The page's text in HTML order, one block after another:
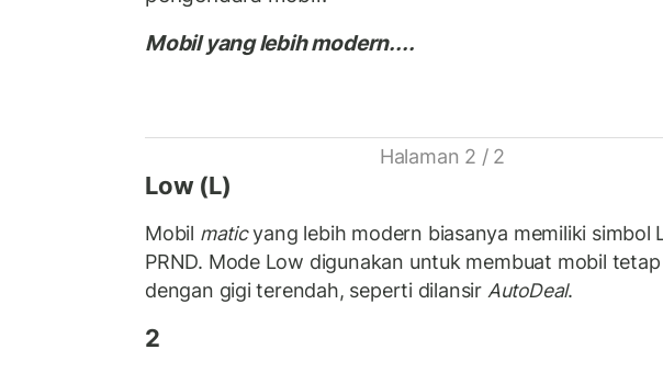
Mobil yang lebih modern....
Halaman 2 / 2
Low (L)
Mobil maticyang lebih modern biasanya memiliki simbol
PRND. Mode Low digunakan untuk membuat mobil tetap
dengan gigi terendah, seperti dilansir AutoDeal.
2